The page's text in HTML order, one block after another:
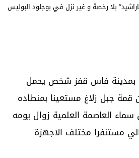
بمدينة فاس قفز شخص يحمل
قمة جبل زلاغ مستعينا بمنطاده
العاصمة العلمية زوال يومه
الحالي مستنفرا مختلف الاجهزة